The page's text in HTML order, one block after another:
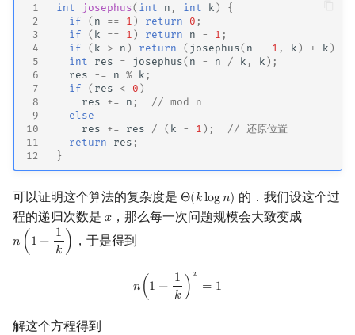
1
2
3
4
5
6
7
8
9
10
11
12
int josephus( int n , int k )
{
if
( n == 1 ) return 0 ;
if
( k == 1 ) return n - 1 ;
if
( k > n ) return ( josephus( n - 1 , k ) + k )
int
res = josephus( n - n / k , k );
res
-= n % k ;
if
( res < 0 )
res
+= n ;
// mod n
else
res
+= res / ( k - 1 );
// 还原位置
return
res ;
}
可以证明这个算法的复杂度是 Θ(𝑘log𝑛)
Θ(klogn)
的．我们设这个过
程的递归次数是 𝑥
x ，那么每一次问题规模会大致变成
𝑛 ( 1 − 1
𝑘 )
n 1 −1 k) ，于是得到
𝑛( 1 − 1
𝑘 )
𝑥
= 1
n 1k )x=
解这个方程得到